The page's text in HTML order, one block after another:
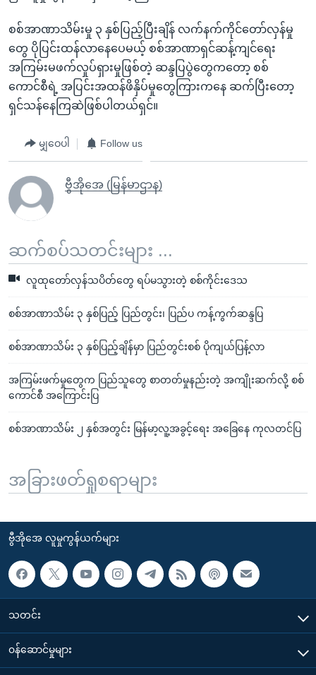
စစ်အာဏာသိမ်းမှု ၃ နှစ်ပြည့်ပြီးချိန် လက်နက်ကိုင်တော်လှန်မှု
တွေ ပိုပြင်းထန်လာနေပေမယ့် စစ်အာဏာရှင်ဆန့်ကျင်ရေး
အကြမ်းမဖက်လှုပ်ရှားမှုဖြစ်တဲ့ ဆန္ဒပြပွဲတွေကတော့ စစ်
ကောင်စီရဲ့ အပြင်းအထန်ဖိနှိပ်မှုတွေကြားကနေ ဆက်ပြီးတော့
ရှင်သန်နေကြဆဲဖြစ်ပါတယ်ရှင်။
မျှဝေပါ Follow us
ဗွီအိုအေ (မြန်မာဌာန)
ဆက်စပ်သတင်းများ ...
လူထုတော်လှန်သပိတ်တွေ ရပ်မသွားတဲ့ စစ်ကိုင်းဒေသ
စစ်အာဏာသိမ်း ၃ နှစ်ပြည့် ပြည်တွင်း၊ ပြည်ပ ကန့်ကွက်ဆန္ဒပြ
စစ်အာဏာသိမ်း ၃ နှစ်ပြည့်ချိန်မှာ ပြည်တွင်းစစ် ပိုကျယ်ပြန့်လာ
အကြမ်းဖက်မှုတွေက ပြည်သူတွေ စာတတ်မှုနည်းတဲ့ အကျိုးဆက်လို့ စစ်
ကောင်စီ အကြောင်းပြ
စစ်အာဏာသိမ်း ၂ နှစ်အတွင်း မြန်မာ့လူ့အခွင့်ရေး အခြေနေ ကုလတင်ပြ
အခြားဖတ်ရှုစရာများ
ဗွီအိုအေ လူမှုကွန်ယက်များ
သတင်း
၀န်ဆောင်မှုများ